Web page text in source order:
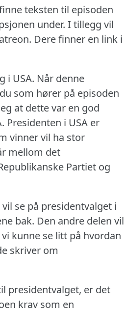
teksten til episoden
under. I tillegg vil
Dere finner en link i
i USA. Når denne
som hører på episoden
at dette var en god
Presidenten i USA er
vinner vil ha stor
mellom det
Partiet og
se på presidentvalget i
bak. Den andre delen vil
kunne se litt på hvordan
skriver om
presidentvalget, er det
krav som en